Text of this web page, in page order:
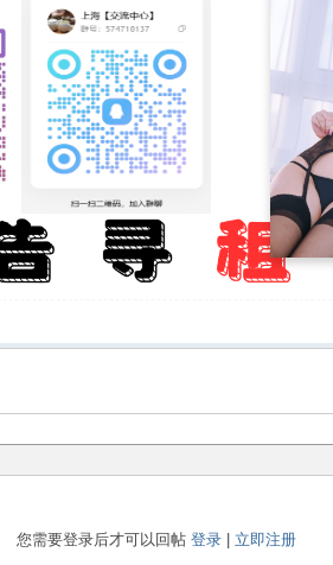
您需要登录后才可以回帖 登录| 立即注册